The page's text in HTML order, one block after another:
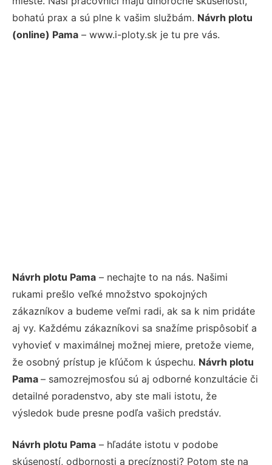
bohatú prax a sú plne k vašim službám. Návrh plotu
(online) Pama – www.i-ploty.sk je tu pre vás.
Návrh plotu Pama – nechajte to na nás. Našimi
rukami prešlo veľké množstvo spokojných
zákazníkov a budeme veľmi radi, ak sa k nim pridáte
aj vy. Každému zákazníkovi sa snažíme prispôsobiť a
vyhovieť v maximálnej možnej miere, pretože vieme,
že osobný prístup je kľúčom k úspechu. Návrh plotu
Pama – samozrejmosťou sú aj odborné konzultácie či
detailné poradenstvo, aby ste mali istotu, že
výsledok bude presne podľa vašich predstáv.
Návrh plotu Pama – hľadáte istotu v podobe
skúseností, odbornosti a precíznosti? Potom ste na